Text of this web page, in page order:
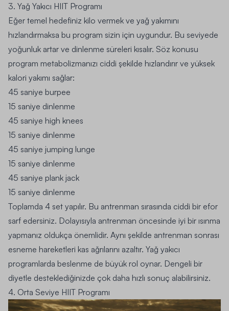
3. Yağ Yakıcı HIIT Programı
Eğer temel hedefiniz kilo vermek ve yağ yakımını
hızlandırmaksa bu program sizin için uygundur. Bu seviyede
yoğunluk artar ve dinlenme süreleri kısalır. Söz konusu
program metabolizmanızı ciddi şekilde hızlandırır ve yüksek
kalori yakımı sağlar:
45 saniye burpee
15 saniye dinlenme
45 saniye high knees
15 saniye dinlenme
45 saniye jumping lunge
15 saniye dinlenme
45 saniye plank jack
15 saniye dinlenme
Toplamda 4 set yapılır. Bu antrenman sırasında ciddi bir efor
sarf edersiniz. Dolayısıyla antrenman öncesinde iyi bir ısınma
yapmanız oldukça önemlidir. Aynı şekilde antrenman sonrası
esneme hareketleri kas ağrılarını azaltır. Yağ yakıcı
programlarda beslenme de büyük rol oynar. Dengeli bir
diyetle desteklediğinizde çok daha hızlı sonuç alabilirsiniz.
4. Orta Seviye HIIT Programı